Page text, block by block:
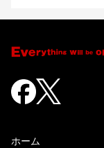
ホーム